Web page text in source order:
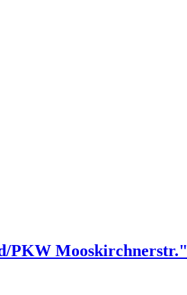
PKW Mooskirchnerstr."